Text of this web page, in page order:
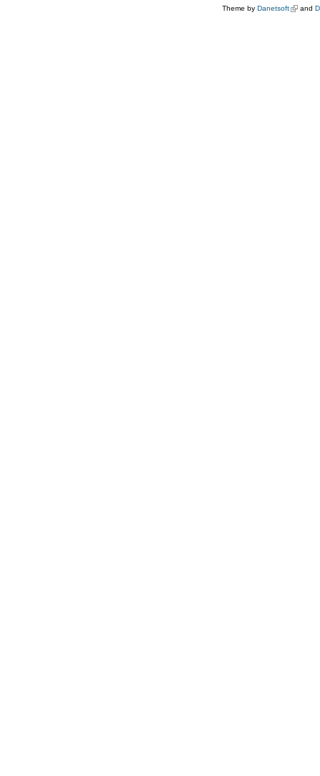
Theme by Danetsoft(külső
and